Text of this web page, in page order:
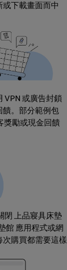
下載畫面而中
VPN 或廣告封鎖
饋。部分範例包
獎勵或現金回饋
閉 上品寢具床墊
館 應用程式或網
購買都需要這樣